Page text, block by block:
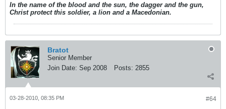
In the name of the blood and the sun, the dagger and the gun,
Christ protect this soldier, a lion and a Macedonian.
Bratot
Senior Member
Join Date: Sep 2008 Posts: 2855
#64
03-28-2010, 08:35 PM